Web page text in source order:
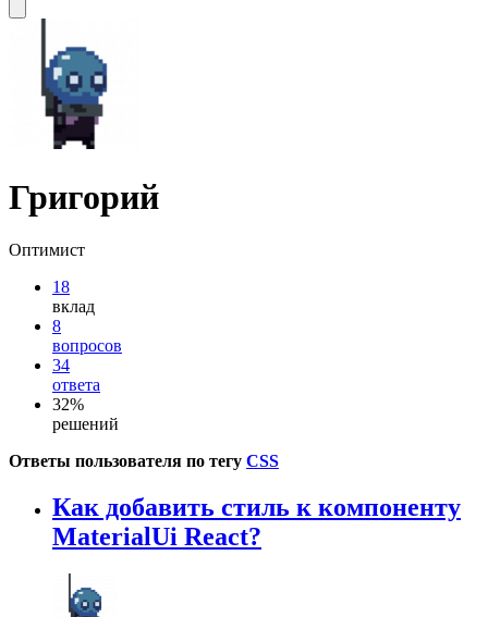
Григорий
Оптимист
18
вклад
8
вопросов
34
ответа
32%
решений
Ответы пользователя по тегу CSS
Как добавить стиль к компоненту
MaterialUi React?